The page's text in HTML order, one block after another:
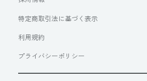
特定商取引法に基づく表示
利用規約
プライバシーポリシー